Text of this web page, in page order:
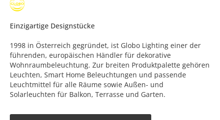
Einzigartige Designstücke
1998 in Österreich gegründet, ist Globo Lighting einer der
führenden, europäischen Händler für dekorative
Wohnraumbeleuchtung. Zur breiten Produktpalette gehören
Leuchten, Smart Home Beleuchtungen und passende
Leuchtmittel für alle Räume sowie Außen- und
Solarleuchten für Balkon, Terrasse und Garten.